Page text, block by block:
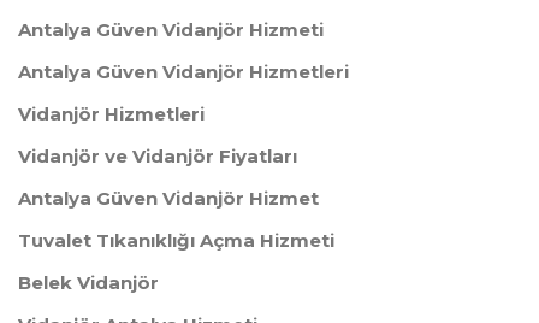
Antalya Güven Vidanjör Hizmeti
Antalya Güven Vidanjör Hizmetleri
Vidanjör Hizmetleri
Vidanjör ve Vidanjör Fiyatları
Antalya Güven Vidanjör Hizmet
Tuvalet Tıkanıklığı Açma Hizmeti
Belek Vidanjör